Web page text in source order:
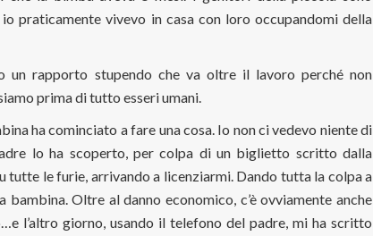
praticamente vivevo in casa con loro occupandomi della
un rapporto stupendo che va oltre il lavoro perché non
prima di tutto esseri umani.
ha cominciato a fare una cosa. Io non ci vedevo niente di
lo ha scoperto, per colpa di un biglietto scritto dalla
tutte le furie, arrivando a licenziarmi. Dando tutta la colpa a
Oltre al danno economico, c’è ovviamente anche
l’altro giorno, usando il telefono del padre, mi ha scritto